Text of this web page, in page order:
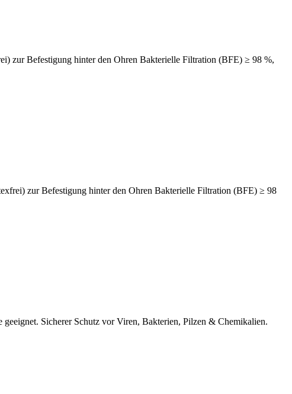
zur Befestigung hinter den Ohren Bakterielle Filtration (BFE) ≥ 98 %,
zur Befestigung hinter den Ohren Bakterielle Filtration (BFE) ≥ 98
Sicherer Schutz vor Viren, Bakterien, Pilzen & Chemikalien.